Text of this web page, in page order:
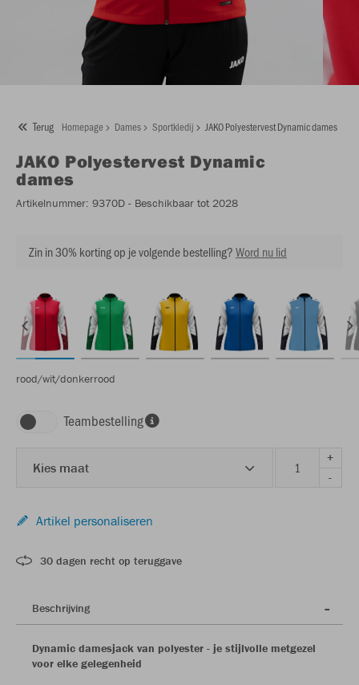
Terug Homepage Dames Sportkledij JAKO Polyestervest Dynamic dames
JAKO Polyestervest Dynamic
dames
Artikelnummer: 9370D - Beschikbaar tot 2028
Zin in 30% korting op je volgende bestelling?Word nu lid
rood/wit/donkerrood
Teambestelling
Kies maat
+
-
Artikel personaliseren
30 dagen recht op teruggave
Beschrijving
Dynamic damesjack van polyester - je stijlvolle metgezel
voor elke gelegenheid